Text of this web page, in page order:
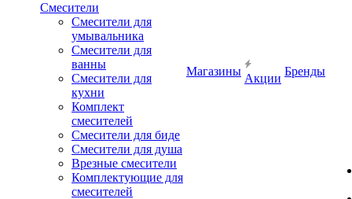
Смесители
Смесители для
умывальника
Смесители для
ванны
Смесители для
кухни
Комплект
смесителей
Смесители для биде
Смесители для душа
Врезные смесители
Комплектующие для
смесителей
Магазины
Акции
Бренды